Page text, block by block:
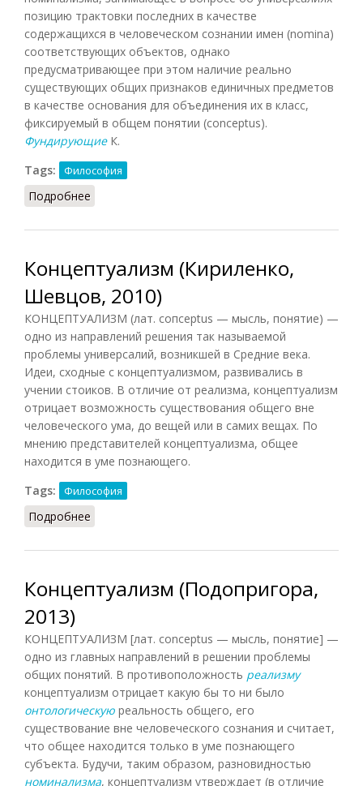
позицию трактовки последних в качестве
содержащихся в человеческом сознании имен (nomina)
соответствующих объектов, однако
предусматривающее при этом наличие реально
существующих общих признаков единичных предметов
в качестве основания для объединения их в класс,
фиксируемый в общем понятии (conceptus).
ФундирующиеК.
Tags:
Философия
Подробнее
Концептуализм (Кириленко,
Шевцов, 2010)
КОНЦЕПТУАЛИЗМ (лат. сопсерtus — мысль, понятие) —
одно из направлений решения так называемой
проблемы универсалий, возникшей в Средние века.
Идеи, сходные с концептуализмом, развивались в
учении стоиков. В отличие от реализма, концептуализм
отрицает возможность существования общего вне
человеческого ума, до вещей или в самих вещах. По
мнению представителей концептуализма, общее
находится в уме познающего.
Tags:
Философия
Подробнее
Концептуализм (Подопригора,
2013)
КОНЦЕПТУАЛИЗМ [лат. conceptus — мысль, понятие] —
одно из главных направлений в решении проблемы
общих понятий. В противоположность реализму
концептуализм отрицает какую бы то ни было
онтологическую реальность общего, его
существование вне человеческого сознания и считает,
что общее находится только в уме познающего
субъекта. Будучи, таким образом, разновидностью
номинализма, концептуализм утверждает (в отличие